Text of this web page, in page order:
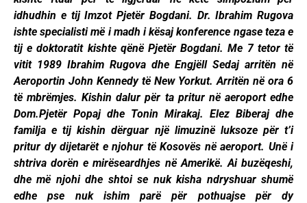
idhudhin e tij Imzot Pjetër Bogdani. Dr. Ibrahim Rugova
ishte specialisti më i madh i kësaj konference ngase teza e
tij e doktoratit kishte qënë Pjetër Bogdani. Me 7 tetor të
vitit 1989 Ibrahim Rugova dhe Engjëll Sedaj arritën në
Aeroportin John Kennedy të New Yorkut. Arritën në ora 6
të mbrëmjes. Kishin dalur për ta pritur në aeroport edhe
Dom.Pjetër Popaj dhe Tonin Mirakaj. Elez Biberaj dhe
familja e tij kishin dërguar një limuzinë luksoze për t’i
pritur dy dijetarët e njohur të Kosovës në aeroport. Unë i
shtriva dorën e mirëseardhjes në Amerikë. Ai buzëqeshi,
dhe më njohi dhe shtoi se nuk kisha ndryshuar shumë
edhe pse nuk ishim parë për pothuajse për dy